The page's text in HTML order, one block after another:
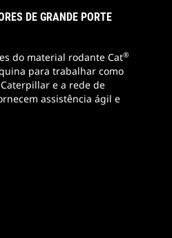
DE GRANDE PORTE
do material rodante Cat®
para trabalhar como
e a rede de
assistência ágil e